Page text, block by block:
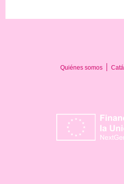
Quiénes somos